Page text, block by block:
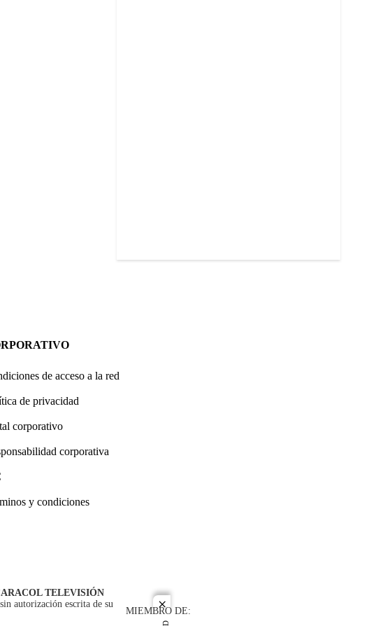
close
de acceso a la red
de privacidad
corporativo
corporativa
y condiciones
TELEVISIÓN
autorización escrita de su
MIEMBRO DE: